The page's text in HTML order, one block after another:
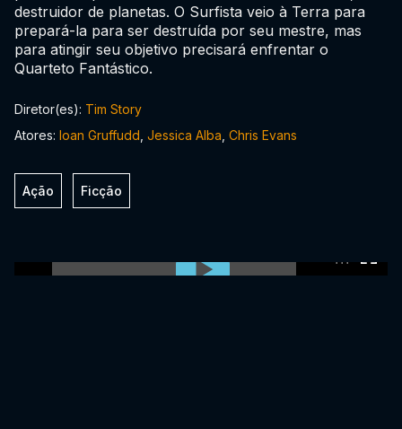
destruidor de planetas. O Surfista veio à Terra para
prepará-la para ser destruída por seu mestre, mas
para atingir seu objetivo precisará enfrentar o
Quarteto Fantástico.
Diretor(es): Tim Story
Atores: Ioan Gruffudd Jessica Alba Chris Evans
Ação Ficção